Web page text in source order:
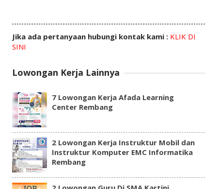
Jika ada pertanyaan hubungi kontak kami : KLIK DI
SINI
Lowongan Kerja Lainnya
7 Lowongan Kerja Afada Learning
Center Rembang
2 Lowongan Kerja Instruktur Mobil dan
Instruktur Komputer EMC Informatika
Rembang